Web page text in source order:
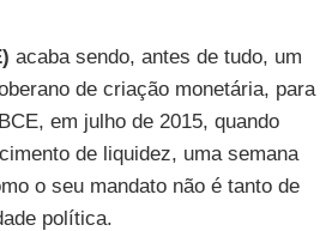
acaba sendo, antes de tudo, um
de criação monetária, para
em julho de 2015, quando
de liquidez, uma semana
o seu mandato não é tanto de
política.